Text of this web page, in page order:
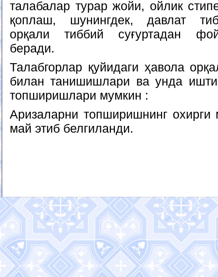
талабалар турар жойи, ойлик
қоплаш, шунингдек, давлат
орқали тиббий суғуртадан
беради.
Талабгорлар қуйидаги ҳавола
билан танишишлари ва унда
топширишлари мумкин :
Аризаларни топширишнинг
май этиб белгиланди.